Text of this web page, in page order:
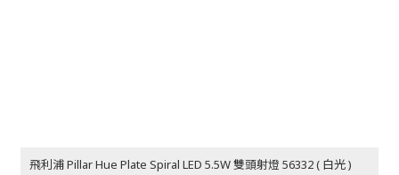
飛利浦 Pillar Hue Plate Spiral LED 5.5W 雙頭射燈 56332 ( 白光 )